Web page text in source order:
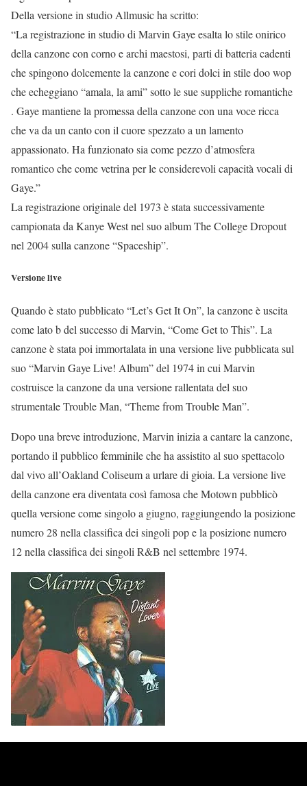
Della versione in studio Allmusic ha scritto:
“La registrazione in studio di Marvin Gaye esalta lo stile onirico
della canzone con corno e archi maestosi, parti di batteria cadenti
che spingono dolcemente la canzone e cori dolci in stile doo wop
che echeggiano “amala, la ami” sotto le sue suppliche romantiche
. Gaye mantiene la promessa della canzone con una voce ricca
che va da un canto con il cuore spezzato a un lamento
appassionato. Ha funzionato sia come pezzo d’atmosfera
romantico che come vetrina per le considerevoli capacità vocali di
Gaye.”
La registrazione originale del 1973 è stata successivamente
campionata da Kanye West nel suo album The College Dropout
nel 2004 sulla canzone “Spaceship”.
Versione live
Quando è stato pubblicato “Let’s Get It On”, la canzone è uscita
come lato b del successo di Marvin, “Come Get to This”. La
canzone è stata poi immortalata in una versione live pubblicata sul
suo “Marvin Gaye Live! Album” del 1974 in cui Marvin
costruisce la canzone da una versione rallentata del suo
strumentale Trouble Man, “Theme from Trouble Man”.
Dopo una breve introduzione, Marvin inizia a cantare la canzone,
portando il pubblico femminile che ha assistito al suo spettacolo
dal vivo all’Oakland Coliseum a urlare di gioia. La versione live
della canzone era diventata così famosa che Motown pubblicò
quella versione come singolo a giugno, raggiungendo la posizione
numero 28 nella classifica dei singoli pop e la posizione numero
12 nella classifica dei singoli R&B nel settembre 1974.